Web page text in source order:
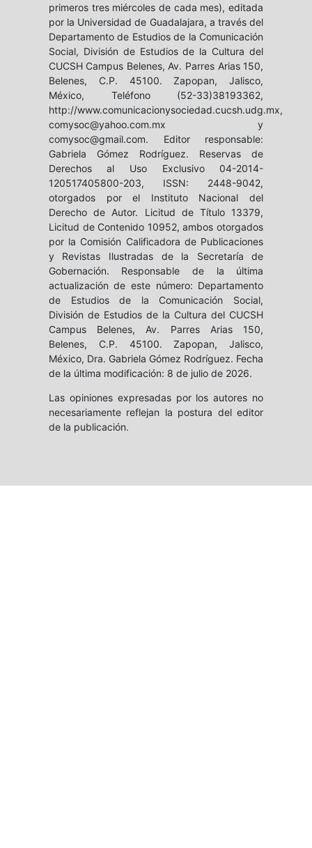
primeros tres miércoles de cada mes), editada
por la Universidad de Guadalajara, a través del
Departamento de Estudios de la Comunicación
Social, División de Estudios de la Cultura del
CUCSH Campus Belenes, Av. Parres Arias 150,
Belenes, C.P. 45100. Zapopan, Jalisco,
México, Teléfono (52-33)38193362,
http://www.comunicacionysociedad.cucsh.udg.mx,
comysoc@yahoo.com.mx y
comysoc@gmail.com. Editor responsable:
Gabriela Gómez Rodríguez. Reservas de
Derechos al Uso Exclusivo 04-2014-
120517405800-203, ISSN: 2448-9042,
otorgados por el Instituto Nacional del
Derecho de Autor. Licitud de Título 13379,
Licitud de Contenido 10952, ambos otorgados
por la Comisión Calificadora de Publicaciones
y Revistas Ilustradas de la Secretaría de
Gobernación. Responsable de la última
actualización de este número: Departamento
de Estudios de la Comunicación Social,
División de Estudios de la Cultura del CUCSH
Campus Belenes, Av. Parres Arias 150,
Belenes, C.P. 45100. Zapopan, Jalisco,
México, Dra. Gabriela Gómez Rodríguez. Fecha
de la última modificación: 8 de julio de 2026.
Las opiniones expresadas por los autores no
necesariamente reflejan la postura del editor
de la publicación.